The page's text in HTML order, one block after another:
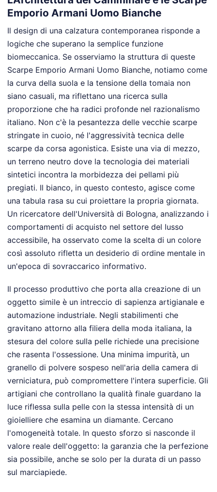
Emporio Armani Uomo Bianche
Il design di una calzatura contemporanea risponde a
logiche che superano la semplice funzione
biomeccanica. Se osserviamo la struttura di queste
Scarpe Emporio Armani Uomo Bianche, notiamo come
la curva della suola e la tensione della tomaia non
siano casuali, ma riflettano una ricerca sulla
proporzione che ha radici profonde nel razionalismo
italiano. Non c'è la pesantezza delle vecchie scarpe
stringate in cuoio, né l'aggressività tecnica delle
scarpe da corsa agonistica. Esiste una via di mezzo,
un terreno neutro dove la tecnologia dei materiali
sintetici incontra la morbidezza dei pellami più
pregiati. Il bianco, in questo contesto, agisce come
una tabula rasa su cui proiettare la propria giornata.
Un ricercatore dell'Università di Bologna, analizzando i
comportamenti di acquisto nel settore del lusso
accessibile, ha osservato come la scelta di un colore
così assoluto rifletta un desiderio di ordine mentale in
un'epoca di sovraccarico informativo.
Il processo produttivo che porta alla creazione di un
oggetto simile è un intreccio di sapienza artigianale e
automazione industriale. Negli stabilimenti che
gravitano attorno alla filiera della moda italiana, la
stesura del colore sulla pelle richiede una precisione
che rasenta l'ossessione. Una minima impurità, un
granello di polvere sospeso nell'aria della camera di
verniciatura, può compromettere l'intera superficie. Gli
artigiani che controllano la qualità finale guardano la
luce riflessa sulla pelle con la stessa intensità di un
gioielliere che esamina un diamante. Cercano
l'omogeneità totale. In questo sforzo si nasconde il
valore reale dell'oggetto: la garanzia che la perfezione
sia possibile, anche se solo per la durata di un passo
sul marciapiede.